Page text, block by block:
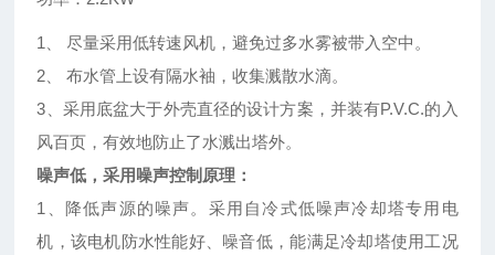
1、 尽量采用低转速风机，避免过多水雾被带入空中。
2、 布水管上设有隔水袖，收集溅散水滴。
3、采用底盆大于外壳直径的设计方案，并装有P.V.C.的入
风百页，有效地防止了水溅出塔外。
噪声低，采用噪声控制原理：
1、降低声源的噪声。采用自冷式低噪声冷却塔专用电
机，该电机防水性能好、噪音低，能满足冷却塔使用工况